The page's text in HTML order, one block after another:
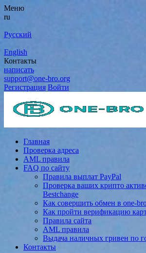
Меню
ru
Русский
English
Контакты
написать
support@one-bro.org
Регистрация Войти
Главная
Проверка адреса
AML правила
FAQ по сайту
Правила выплат PayPal
Проверка ваших крипто
Bestchange
Как совершить обмен в one-
Как пройти верификацию
Правила сайта
AML правила
Выдача наличных гривен по
Контакты